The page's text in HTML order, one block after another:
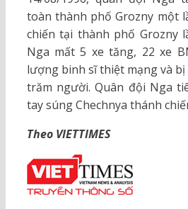
toàn thành phố Grozny một
chiến tại thành phố Grozny
Nga mất 5 xe tăng, 22 xe
lượng binh sĩ thiệt mạng và
trăm người. Quân đội Nga
tay súng Chechnya thánh
Theo VIETTIMES